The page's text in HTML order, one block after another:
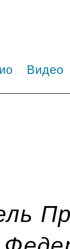
Видео